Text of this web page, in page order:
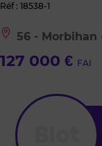
Réf : 18538-1
127 000 € FAI
Le
bien
est
situé
Morbihan
-
56 - Morbihan